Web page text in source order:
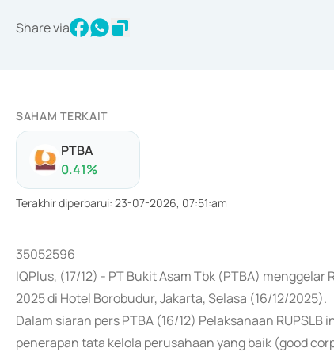
Share via
SAHAM TERKAIT
PTBA
0.41%
Terakhir diperbarui: 23-07-2026, 07:51:am
35052596
IQPlus, (17/12) - PT Bukit Asam Tbk (PTBA)
2025 di Hotel Borobudur, Jakarta, Selasa (16/12/2025).
Dalam siaran pers PTBA (16/12) Pelaksanaan
penerapan tata kelola perusahaan yang baik (good